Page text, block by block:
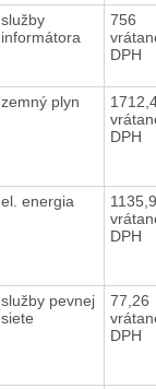
služby
informátora
756
DPH
zemný plyn
DPH
el. energia
DPH
služby pevnej
siete
77,26
DPH